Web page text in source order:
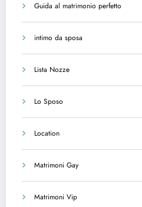
Guida al matrimonio perfetto
intimo da sposa
Lista Nozze
Lo Sposo
Location
Matrimoni Gay
Matrimoni Vip